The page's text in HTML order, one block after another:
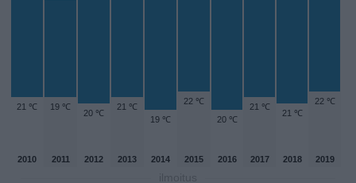
21 ℃ 19 ℃
20 ℃
21 ℃
19 ℃
22 ℃
20 ℃
21 ℃
21 ℃
22 ℃
2010 2011 2012 2013 2014 2015 2016 2017 2018 2019